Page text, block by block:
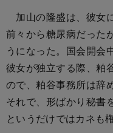
加山の隆盛は、彼女
前々から糖尿病だった
うになった。国会開会
彼女が独立する際、粕
ので、粕谷事務所は辞
それで、形ばかり秘書
というだけではカネも